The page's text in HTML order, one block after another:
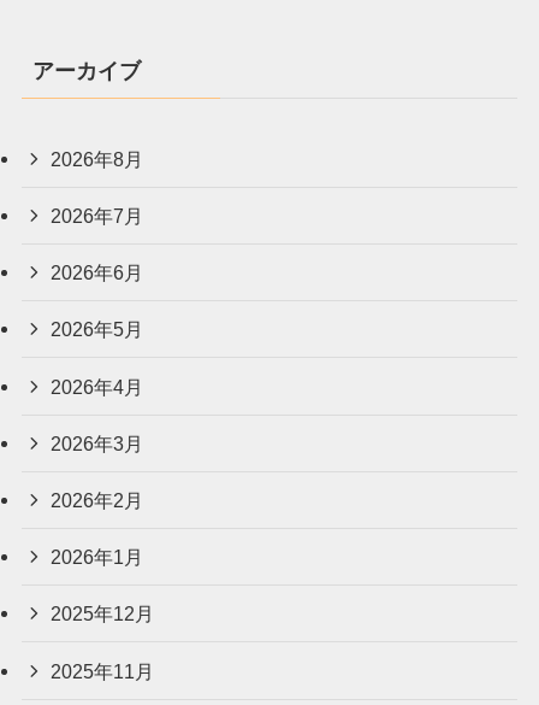
アーカイブ
2026年8月
2026年7月
2026年6月
2026年5月
2026年4月
2026年3月
2026年2月
2026年1月
2025年12月
2025年11月